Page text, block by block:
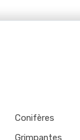
Conifères
Grimpantes